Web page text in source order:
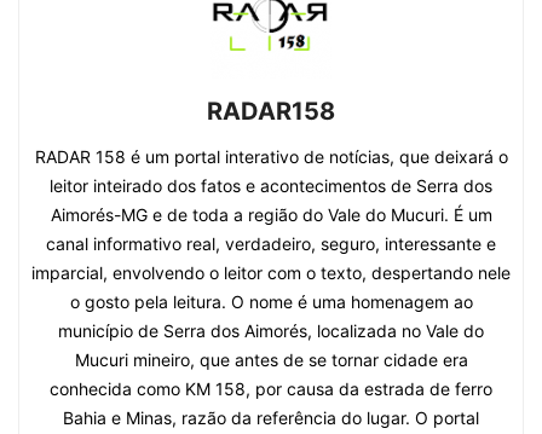
RADAR158
RADAR 158 é um portal interativo de notícias, que deixará o
leitor inteirado dos fatos e acontecimentos de Serra dos
Aimorés-MG e de toda a região do Vale do Mucuri. É um
canal informativo real, verdadeiro, seguro, interessante e
imparcial, envolvendo o leitor com o texto, despertando nele
o gosto pela leitura. O nome é uma homenagem ao
município de Serra dos Aimorés, localizada no Vale do
Mucuri mineiro, que antes de se tornar cidade era
conhecida como KM 158, por causa da estrada de ferro
Bahia e Minas, razão da referência do lugar. O portal